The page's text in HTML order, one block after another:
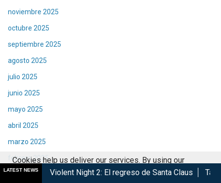
noviembre 2025
octubre 2025
septiembre 2025
agosto 2025
julio 2025
junio 2025
mayo 2025
abril 2025
marzo 2025
febrero 2025
enero 2025
LATEST NEWS
Night 2: El regreso de Santa Claus Taquilla | Éxito de
Cookies help us deliver our services. By using our
services, you agree to our use of cookies.
Got it